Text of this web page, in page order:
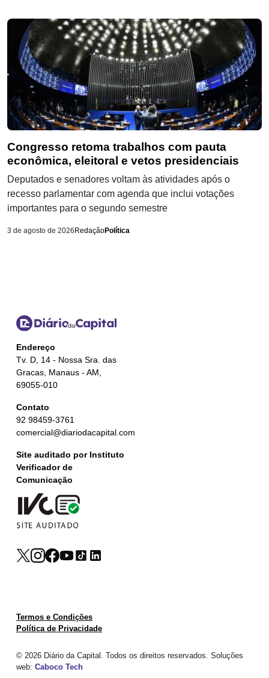
Congresso retoma trabalhos com pauta
econômica, eleitoral e vetos presidenciais
Deputados e senadores voltam às atividades após o
recesso parlamentar com agenda que inclui votações
importantes para o segundo semestre
3 de agosto de 2026 RedaçãoPolítica
Endereço
Tv. D, 14 - Nossa Sra. das
Gracas, Manaus - AM,
69055-010
Contato
92 98459-3761
comercial@diariodacapital.com
Site auditado por Instituto
Verificador de
Comunicação
© 2026 Diário da Capital. Todos os direitos reservados. Soluções
web: Caboco Tech
Termos e Condições
Política de Privacidade